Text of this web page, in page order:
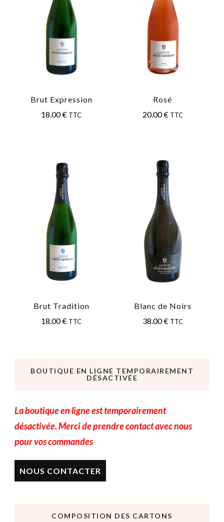
Brut Expression
18.00€ TTC
Rosé
20.00€ TTC
Brut Tradition
18.00€ TTC
Blanc de Noirs
38.00€ TTC
BOUTIQUE EN LIGNE TEMPORAIREMENT
DÉSACTIVÉE
La boutique en ligne est temporairement
désactivée. Merci de prendre contact avec nous
pour vos commandes
NOUS CONTACTER
COMPOSITION DES CARTONS